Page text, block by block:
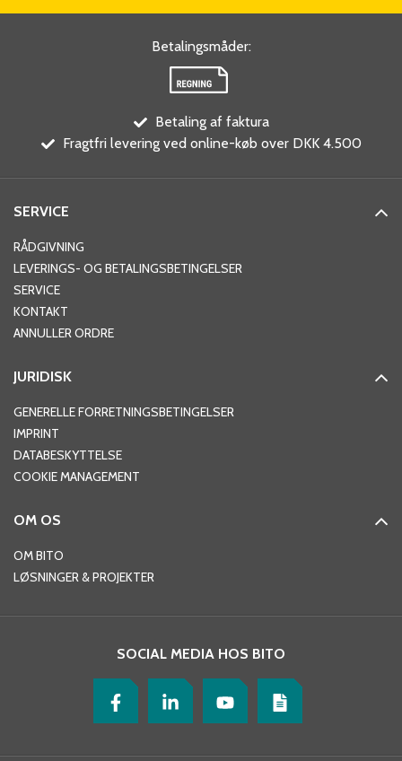
Betalingsmåder:
Betaling af faktura
Fragtfri levering ved online-køb over DKK 4.500
SERVICE
RÅDGIVNING
LEVERINGS- OG BETALINGSBETINGELSER
SERVICE
KONTAKT
ANNULLER ORDRE
JURIDISK
GENERELLE FORRETNINGSBETINGELSER
IMPRINT
DATABESKYTTELSE
COOKIE MANAGEMENT
OM OS
OM BITO
LØSNINGER & PROJEKTER
SOCIAL MEDIA HOS BITO